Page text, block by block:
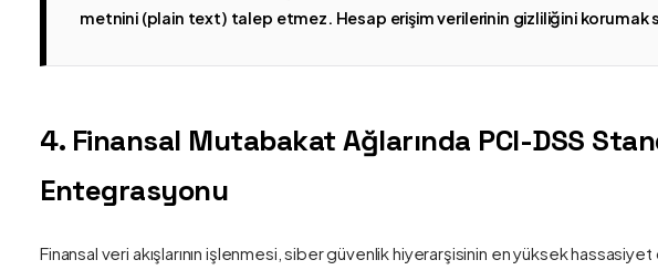
metnini (plain text) talep etmez. Hesap erişim verilerinin gizliliğini korumak
4. Finansal Mutabakat Ağlarında PCI-DSS
Entegrasyonu
Finansal veri akışlarının işlenmesi, siber güvenlik hiyerarşisinin en yüksek